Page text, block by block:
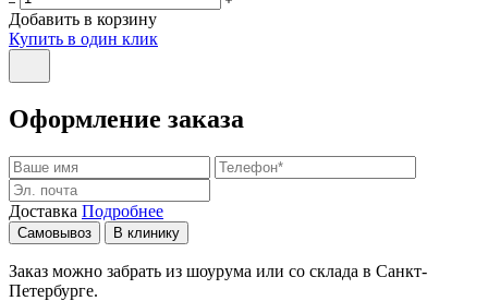
Добавить в корзину
Купить в один клик
Оформление заказа
Доставка Подробнее
Самовывоз В клинику
Заказ можно забрать из шоурума или со склада в Санкт-
Петербурге.